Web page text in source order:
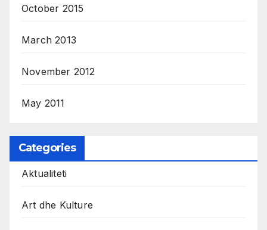
October 2015
March 2013
November 2012
May 2011
Categories
Aktualiteti
Art dhe Kulture